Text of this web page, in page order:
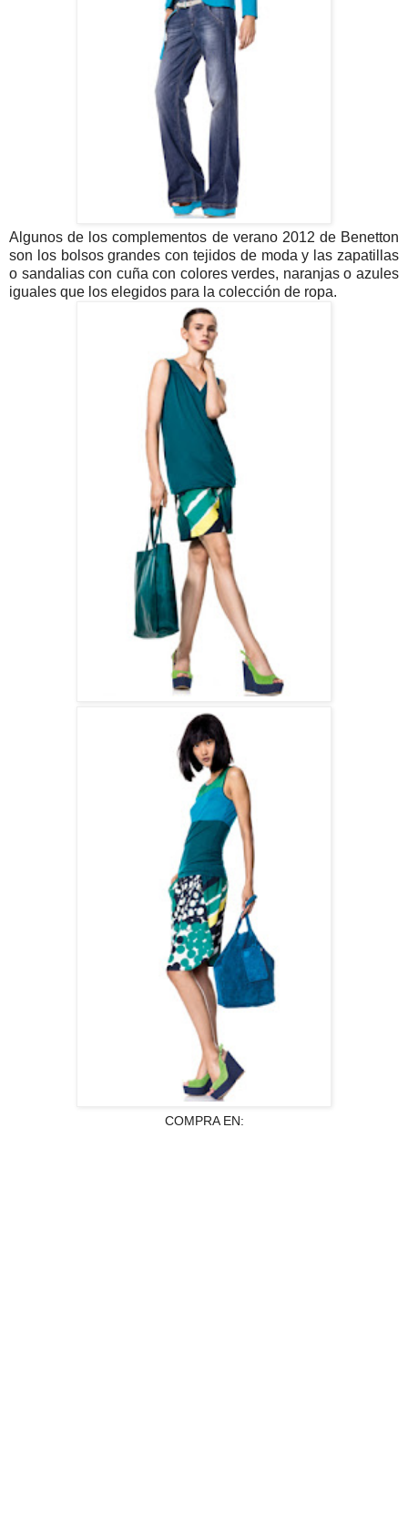
Algunos de los complementos de verano 2012 de Benetton
son los bolsos grandes con tejidos de moda y las zapatillas
o sandalias con cuña con colores verdes, naranjas o azules
iguales que los elegidos para la colección de ropa.
COMPRA EN: